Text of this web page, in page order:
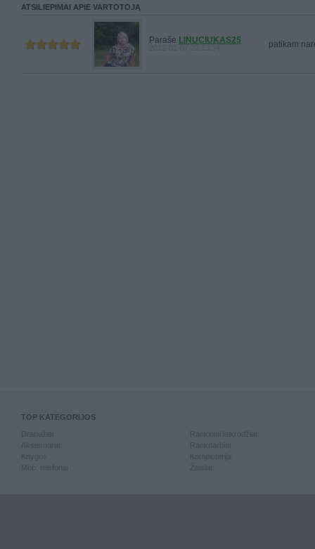
ATSILIEPIMAI APIE VARTOTOJĄ
Parašė LINUCIUKAS25 patikam
TOP KATEGORIJOS
Knygos
Mob. telefonai
Kompiuterija
Žaislai